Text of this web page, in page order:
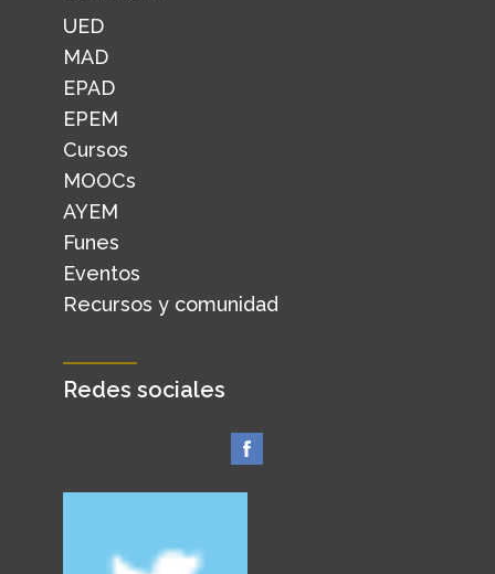
UED
MAD
EPAD
EPEM
Cursos
MOOCs
AYEM
Funes
Eventos
Recursos y comunidad
Redes sociales